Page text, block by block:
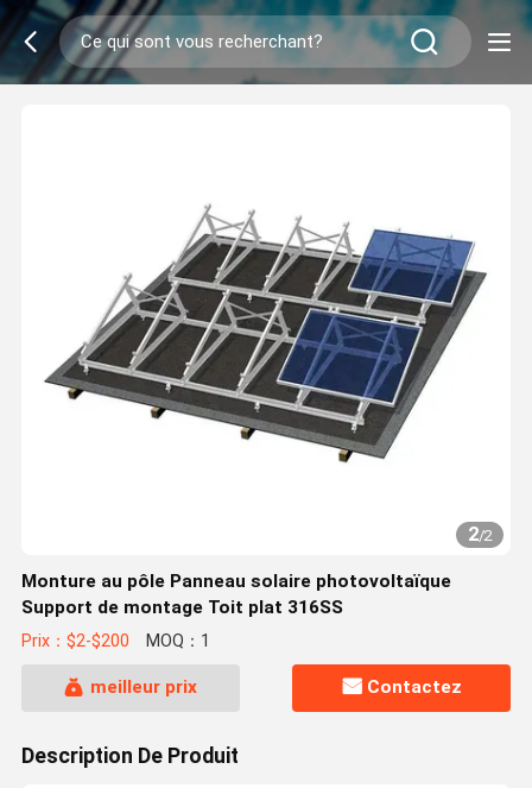
2/2
Monture au pôle Panneau solaire photovoltaïque
Support de montage Toit plat 316SS
Prix：$2-$200 MOQ：1
meilleur prix Contactez
Description De Produit